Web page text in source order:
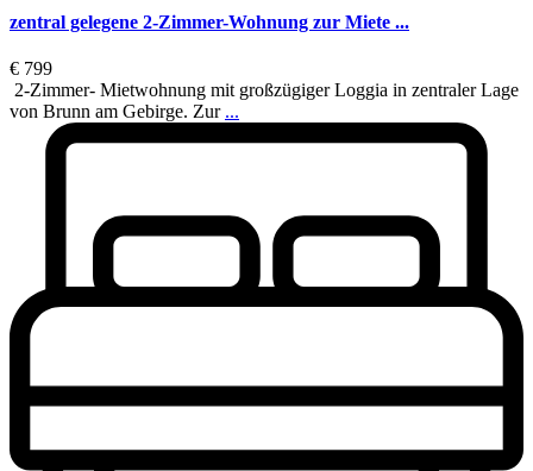
zentral gelegene 2-Zimmer-Wohnung zur Miete ...
€ 799
2-Zimmer- Mietwohnung mit großzügiger Loggia in zentraler Lage
von Brunn am Gebirge. Zur ...